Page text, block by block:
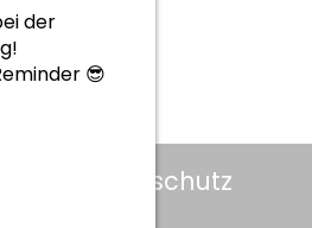
der
😎
Datenschutz